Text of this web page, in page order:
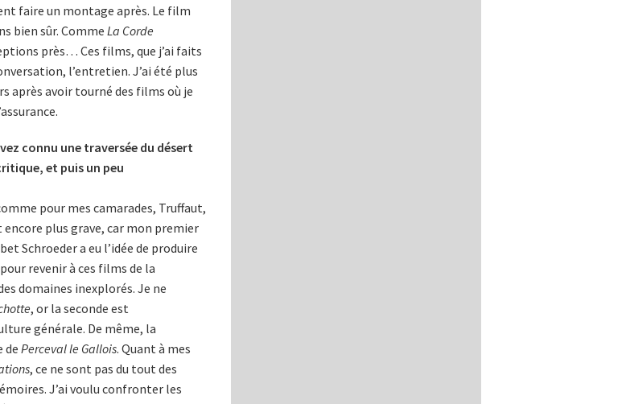
faire un montage après. Le film
bien sûr. Comme La Corde
près… Ces films, que j’ai faits
l’entretien. J’ai été plus
après avoir tourné des films où je
connu une traversée du désert
et puis un peu
pour mes camarades, Truffaut,
encore plus grave, car mon premier
Schroeder a eu l’idée de produire
revenir à ces films de la
domaines inexplorés. Je ne
, or la seconde est
générale. De même, la
de Perceval le Gallois. Quant à mes
, ce ne sont pas du tout des
J’ai voulu confronter les